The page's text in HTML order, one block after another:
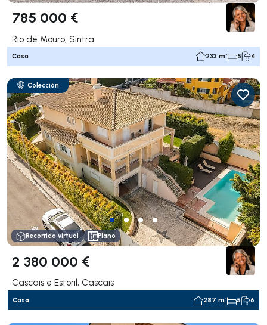
785 000 €
Rio de Mouro, Sintra
Casa 233 m² 5 4
Colección
Recorrido virtual Plano
2 380 000 €
Cascais e Estoril, Cascais
Casa 287 m² 5 6